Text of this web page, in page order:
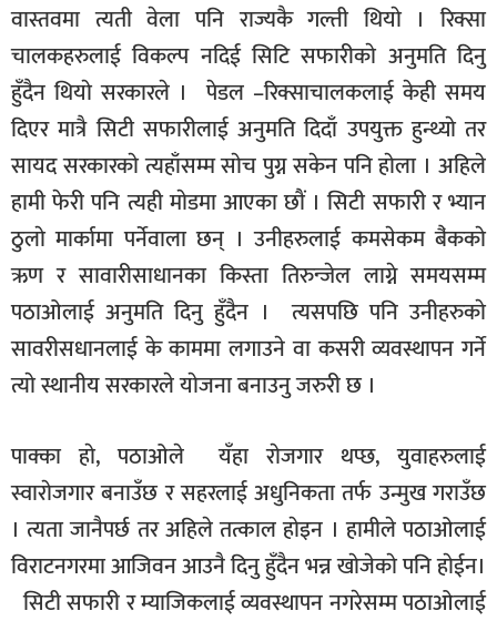
वास्तवमा त्यती वेला पनि राज्यकै गल्ती थियाे । रिक्सा
चालकहरुलाई विकल्प नदिई सिटि सफारीकाे अनुमति दिनु
हुँदैन थियाे सरकारले । पेडल –रिक्साचालकलाई केही समय
दिएर मात्रै सिटी सफारीलाई अनुमति दिदाँ उपयुक्त हुन्थ्याे तर
सायद सरकारकाे त्यहाँसम्म साेच पुग्न सकेन पनि हाेला । अहिले
हामी फेरी पनि त्यही माेडमा आएका छाैं । सिटी सफारी र भ्यान
ठुलाे मार्कामा पर्नेवाला छन् । उनीहरुलाई कमसेकम बै‌ंककाे
ऋण र सावारीसाधानका किस्ता तिरुन्जेल लाग्ने समयसम्म
पठाओलाई अनुमति दिनु हुँदैन । त्यसपछि पनि उनीहरुकाे
सावरीसधानलाई के काममा लगाउने वा कसरी व्यवस्थापन गर्ने
त्याे स्थानीय सरकारले याेजना बनाउनु जरुरी छ ।
पाक्का हाे, पठाओले यँहा राेजगार थप्छ, युवाहरुलाई
स्वाराेजगार बनाउँछ र सहरलाई अधुनिकता तर्फ उन्मुख गराउँछ
। त्यता जानैपर्छ तर अहिले तत्काल हाेइन । हामीले पठाओलाई
विराटनगरमा आजिवन आउनै दिनु हुँदैन भन्न खाेजेकाे पनि हाेईन।
सिटी सफारी र म्याजिकलाई व्यवस्थापन नगरेसम्म पठा‌ओलाई